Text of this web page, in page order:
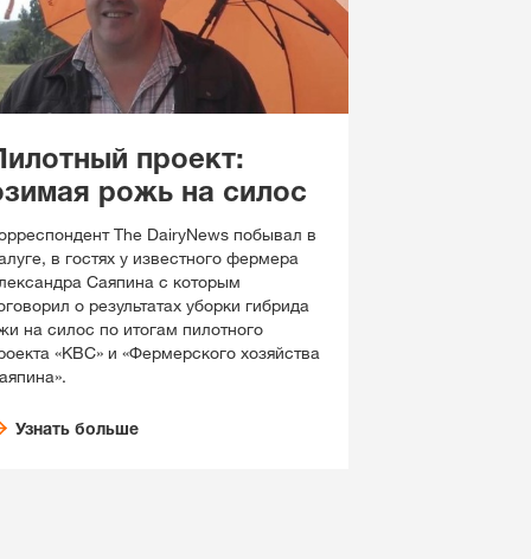
проект:
рожь на силос
The DairyNews побывал в
в гостях у известного фермера
Саяпина с которым
о результатах уборки гибрида
на силос по итогам пилотного
«КВС» и «Фермерского хозяйства
Узнать больше